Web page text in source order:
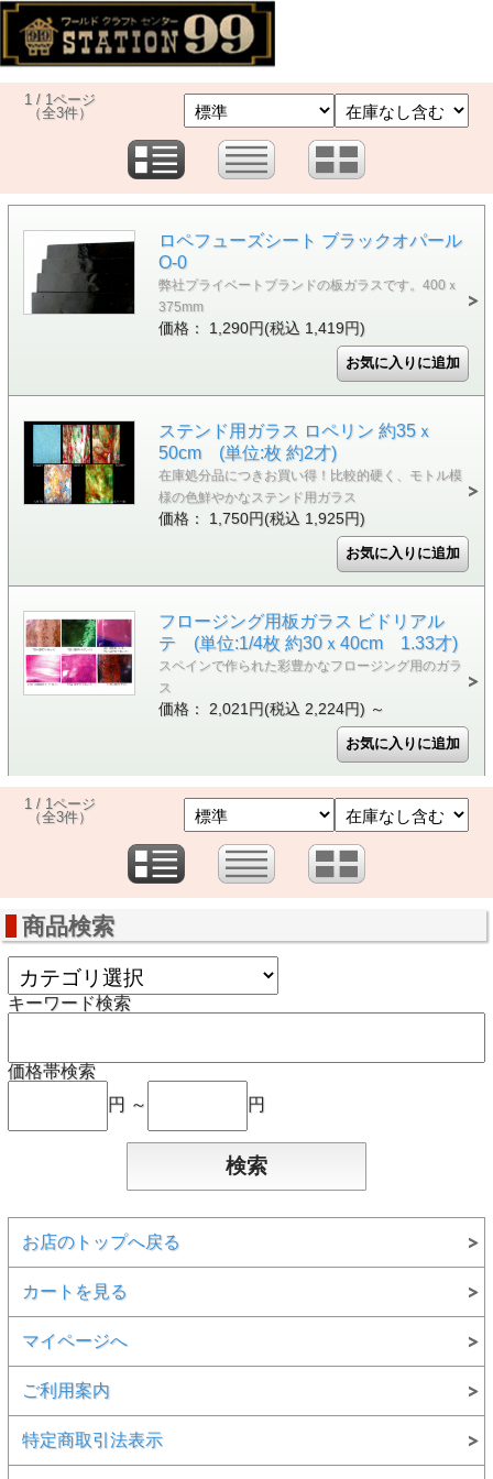
1 / 1ページ
（全3件）
ロペフューズシート ブラックオパール
O-0
弊社プライベートブランドの板ガラスです。400ｘ
375mm
価格： 1,290円(税込 1,419円)
ステンド用ガラス ロペリン 約35ｘ
50cm (単位:枚 約2才)
在庫処分品につきお買い得！比較的硬く、モトル模
様の色鮮やかなステンド用ガラス
価格： 1,750円(税込 1,925円)
フロージング用板ガラス ビドリアル
テ (単位:1/4枚 約30ｘ40cm 1.33才)
スペインで作られた彩豊かなフロージング用のガラ
ス
価格： 2,021円(税込 2,224円) ～
1 / 1ページ
（全3件）
商品検索
キーワード検索
価格帯検索
円 ～
円
お店のトップへ戻る
カートを見る
マイページへ
ご利用案内
特定商取引法表示